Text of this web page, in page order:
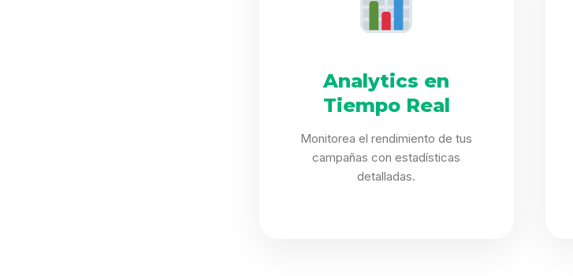
Analytics en
Tiempo Real
Monitorea el rendimiento de tus
campañas con estadísticas
detalladas.